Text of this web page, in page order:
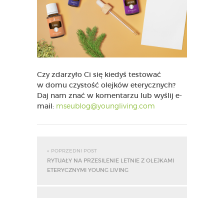
Czy zdarzyło Ci się kiedyś testować
w domu czystość olejków eterycznych?
Daj nam znać w komentarzu lub wyślij e-
mail: mseublog@youngliving.com
« POPRZEDNI POST
RYTUAŁY NA PRZESILENIE LETNIE Z OLEJKAMI
ETERYCZNYMI YOUNG LIVING